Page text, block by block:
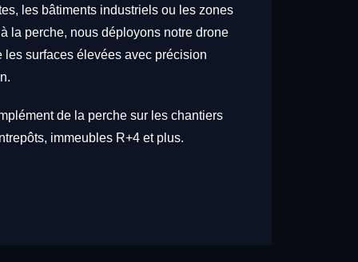
les bâtiments industriels ou les zones
la perche, nous déployons notre drone
les surfaces élevées avec précision
de la perche sur les chantiers
immeubles R+4 et plus.